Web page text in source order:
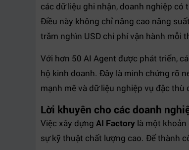
các dữ liệu ghi nhận, doanh nghiệp
Điều này không chỉ nâng cao năng
trăm nghìn USD chi phí vận hành mỗi
Với hơn 50 AI Agent được phát triển,
hộ kinh doanh. Đây là minh chứng rõ
mạnh mẽ và dữ liệu nghiệp vụ đặc thù
Lời khuyên cho các doanh
Việc xây dựng AI Factory là một
sự kỹ thuật chất lượng cao. Để thành